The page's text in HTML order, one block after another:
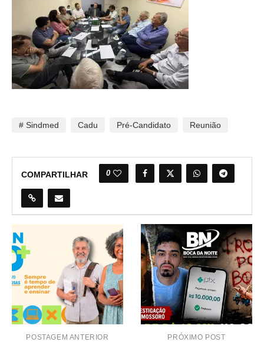
# Sindmed Cadu Pré-Candidato Reunião
COMPARTILHAR 0
POSTAGEM ANTERIOR PRÓXIMO POST